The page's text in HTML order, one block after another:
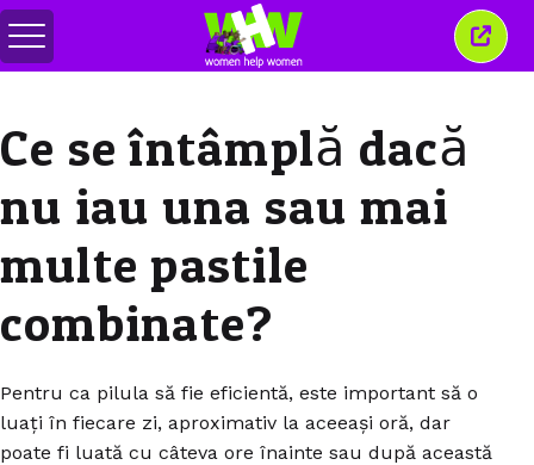
Comută
meniul
Ce se întâmplă dacă
nu iau una sau mai
multe pastile
combinate?
Pentru ca pilula să fie eficientă, este important să o
luați în fiecare zi, aproximativ la aceeași oră, dar
poate fi luată cu câteva ore înainte sau după această